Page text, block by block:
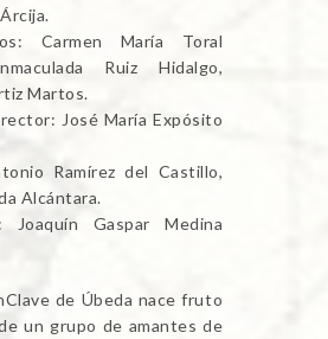
Carmen María Toral
Ruiz Hidalgo,
Martos.
José María Expósito
Ramírez del Castillo,
Alcántara.
Joaquín Gaspar Medina
de Úbeda nace fruto
un grupo de amantes de